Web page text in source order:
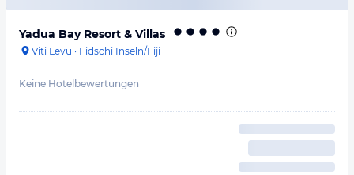
Yadua Bay Resort & Villas
Viti Levu · Fidschi Inseln/Fiji
Keine Hotelbewertungen